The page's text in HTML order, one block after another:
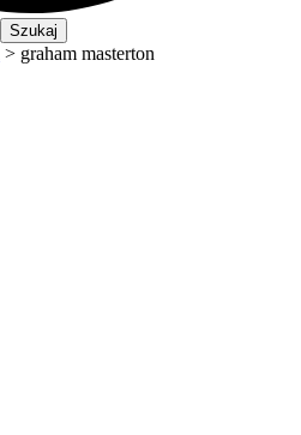
> graham masterton